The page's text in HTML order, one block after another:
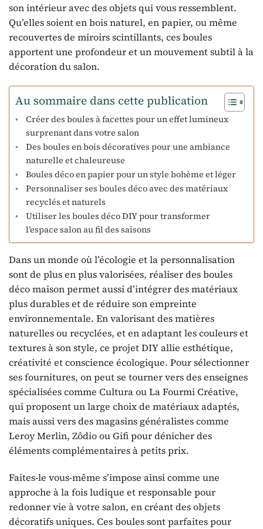
son intérieur avec des objets qui vous ressemblent.
Qu’elles soient en bois naturel, en papier, ou même
recouvertes de miroirs scintillants, ces boules
apportent une profondeur et un mouvement subtil à la
décoration du salon.
Au sommaire dans cette publication
Créer des boules à facettes pour un effet lumineux
surprenant dans votre salon
Des boules en bois décoratives pour une ambiance
naturelle et chaleureuse
Boules déco en papier pour un style bohème et léger
Personnaliser ses boules déco avec des matériaux
recyclés et naturels
Utiliser les boules déco DIY pour transformer
l’espace salon au fil des saisons
Dans un monde où l’écologie et la personnalisation
sont de plus en plus valorisées, réaliser des boules
déco maison permet aussi d’intégrer des matériaux
plus durables et de réduire son empreinte
environnementale. En valorisant des matières
naturelles ou recyclées, et en adaptant les couleurs et
textures à son style, ce projet DIY allie esthétique,
créativité et conscience écologique. Pour sélectionner
ses fournitures, on peut se tourner vers des enseignes
spécialisées comme Cultura ou La Fourmi Créative,
qui proposent un large choix de matériaux adaptés,
mais aussi vers des magasins généralistes comme
Leroy Merlin, Zôdio ou Gifi pour dénicher des
éléments complémentaires à petits prix.
Faites-le vous-même s’impose ainsi comme une
approche à la fois ludique et responsable pour
redonner vie à votre salon, en créant des objets
décoratifs uniques. Ces boules sont parfaites pour